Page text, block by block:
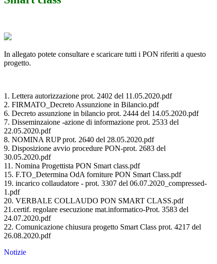
In allegato potete consultare e scaricare tutti i PON riferiti a questo
progetto.
1. Lettera autorizzazione prot. 2402 del 11.05.2020.pdf
2. FIRMATO_Decreto Assunzione in Bilancio.pdf
6. Decreto assunzione in bilancio prot. 2444 del 14.05.2020.pdf
7. Disseminzaione -azione di informazione prot. 2533 del
22.05.2020.pdf
8. NOMINA RUP prot. 2640 del 28.05.2020.pdf
9. Disposizione avvio procedure PON-prot. 2683 del
30.05.2020.pdf
11. Nomina Progettista PON Smart class.pdf
15. F.TO_Determina OdA forniture PON Smart Class.pdf
19. incarico collaudatore - prot. 3307 del 06.07.2020_compressed-
1.pdf
20. VERBALE COLLAUDO PON SMART CLASS.pdf
21.certif. regolare esecuzione mat.informatico-Prot. 3583 del
24.07.2020.pdf
22. Comunicazione chiusura progetto Smart Class prot. 4217 del
26.08.2020.pdf
Notizie